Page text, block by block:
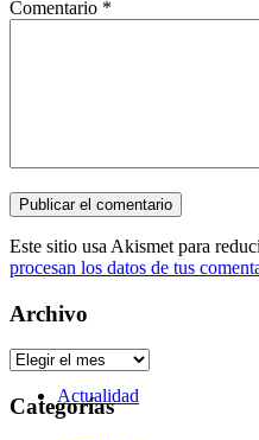
Actualidad
Comentario *
Este sitio usa Akismet para
procesan los datos de tus
Archivo
Archivo
Categorías